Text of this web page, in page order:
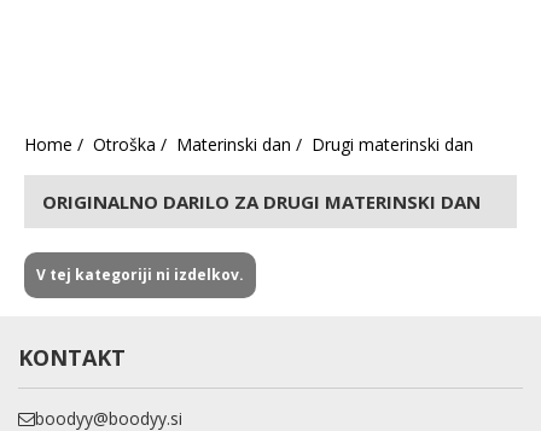
Home Otroška Materinski dan Drugi materinski dan
ORIGINALNO DARILO ZA DRUGI MATERINSKI DAN
V tej kategoriji ni izdelkov.
KONTAKT
boodyy@boodyy.si